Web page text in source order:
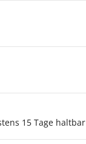
15 Tage haltbar